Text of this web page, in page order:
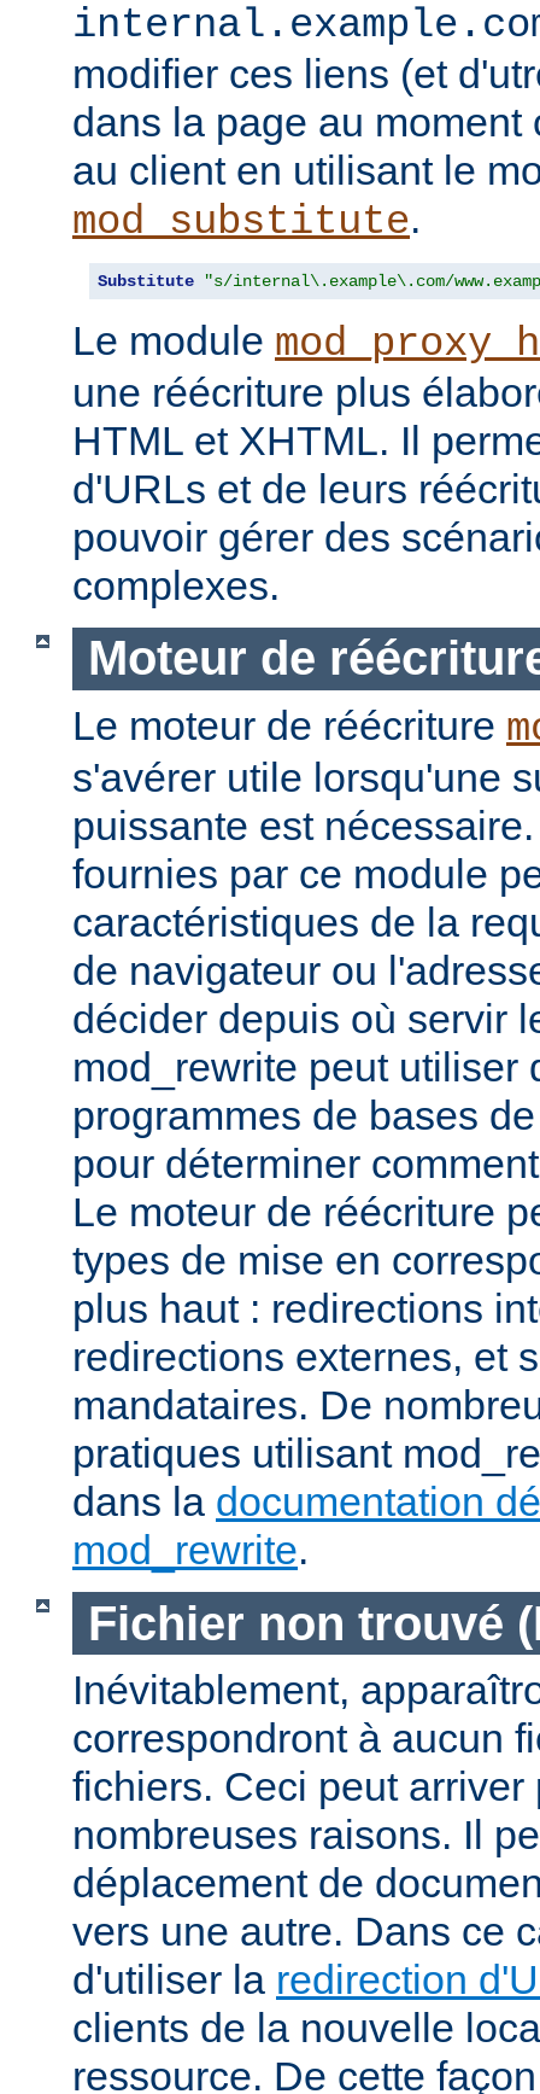
modifier ces liens (et
dans la page au moment
au client en utilisant le
mod_substitute.
Substitute "s/internal\.example\.com/
Le module
une réécriture plus
HTML et XHTML. Il
d'URLs et de leurs
pouvoir gérer des
complexes.
Moteur de
Le moteur de réécriture
s'avérer utile lorsqu'une
puissante est
fournies par ce module
caractéristiques de la
de navigateur ou
décider depuis où servir
mod_rewrite peut utiliser
programmes de bases
pour déterminer
Le moteur de réécriture
types de mise en
plus haut : redirections
redirections externes, et
mandataires. De
pratiques utilisant
dans la documentation
mod_rewrite.
Fichier non trouvé
Inévitablement,
correspondront à aucun
fichiers. Ceci peut arriver
nombreuses raisons. Il
déplacement de
vers une autre. Dans ce
d'utiliser la redirection
clients de la nouvelle
ressource. De cette